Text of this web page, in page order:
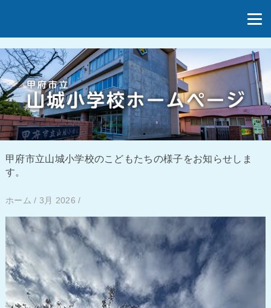
甲府市立山城小学校のこどもたちの様子をお知らせしま
す。
ホーム / 3月 2026 /